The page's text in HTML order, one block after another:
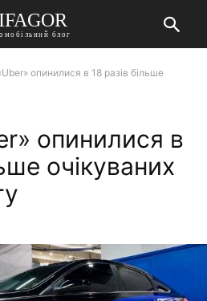
блог
опинилися в 18 разів більше
опинилися в
очікуваних